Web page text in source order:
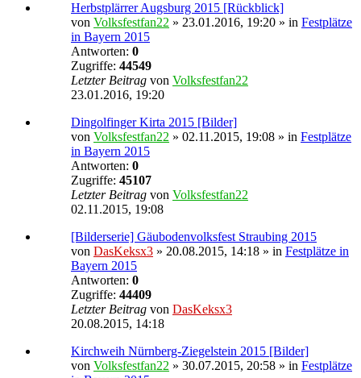
Herbstplärrer Augsburg 2015 [Rückblick]
von Volksfestfan22 » 23.01.2016, 19:20 » in Festplätze
in Bayern 2015
Antworten: 0
Zugriffe: 44549
Letzter Beitrag von Volksfestfan22
23.01.2016, 19:20
Dingolfinger Kirta 2015 [Bilder]
von Volksfestfan22 » 02.11.2015, 19:08 » in Festplätze
in Bayern 2015
Antworten: 0
Zugriffe: 45107
Letzter Beitrag von Volksfestfan22
02.11.2015, 19:08
[Bilderserie] Gäubodenvolksfest Straubing 2015
von DasKeksx3 » 20.08.2015, 14:18 » in Festplätze in
Bayern 2015
Antworten: 0
Zugriffe: 44409
Letzter Beitrag von DasKeksx3
20.08.2015, 14:18
Kirchweih Nürnberg-Ziegelstein 2015 [Bilder]
von Volksfestfan22 » 30.07.2015, 20:58 » in Festplätze